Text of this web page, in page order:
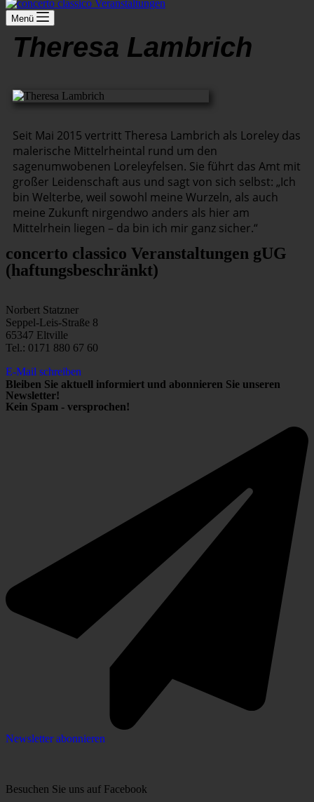
Menü
Theresa Lambrich
Seit Mai 2015 vertritt Theresa Lambrich als Loreley das
malerische Mittelrheintal rund um den
sagenumwobenen Loreleyfelsen. Sie führt das Amt mit
großer Leidenschaft aus und sagt von sich selbst: „Ich
bin Welterbe, weil sowohl meine Wurzeln, als auch
meine Zukunft nirgendwo anders als hier am
Mittelrhein liegen – da bin ich mir ganz sicher.“
concerto classico Veranstaltungen gUG
(haftungsbeschränkt)
Norbert Statzner
Seppel-Leis-Straße 8
65347 Eltville
Tel.: 0171 880 67 60
E-Mail schreiben
Bleiben Sie aktuell informiert und abonnieren Sie unseren
Newsletter!
Kein Spam - versprochen!
Newsletter abonnieren
Besuchen Sie uns auf Facebook